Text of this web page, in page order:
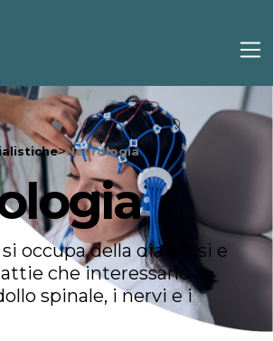
>Neurologia
occupa della diagnosi e
che interessano il
spinale, i nervi e i